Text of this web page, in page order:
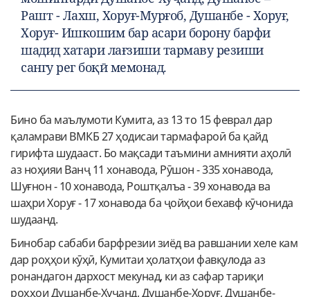
Рашт - Лахш, Хоруғ-Мурғоб, Душанбе - Хоруғ,
Хоруғ- Ишкошим бар асари борону барфи
шадид хатари лағзиши тармаву резиши
сангу рег боқӣ мемонад.
Бино ба маълумоти Кумита, аз 13 то 15 феврал дар
қаламрави ВМКБ 27 ҳодисаи тармафароӣ ба қайд
гирифта шудааст. Бо мақсади таъмини амнияти аҳолӣ
аз ноҳияи Ванҷ 11 хонавода, Рӯшон - 335 хонавода,
Шуғнон - 10 хонавода, Роштқалъа - 39 хонавода ва
шаҳри Хоруғ - 17 хонавода ба ҷойҳои бехавф кӯчонида
шудаанд.
Бинобар сабаби барфрезии зиёд ва равшании хеле кам
дар роҳҳои кӯҳӣ, Кумитаи ҳолатҳои фавқулода аз
ронандагон дархост мекунад, ки аз сафар тариқи
роҳҳои Душанбе-Хуҷанд, Душанбе-Хоруғ, Душанбе-